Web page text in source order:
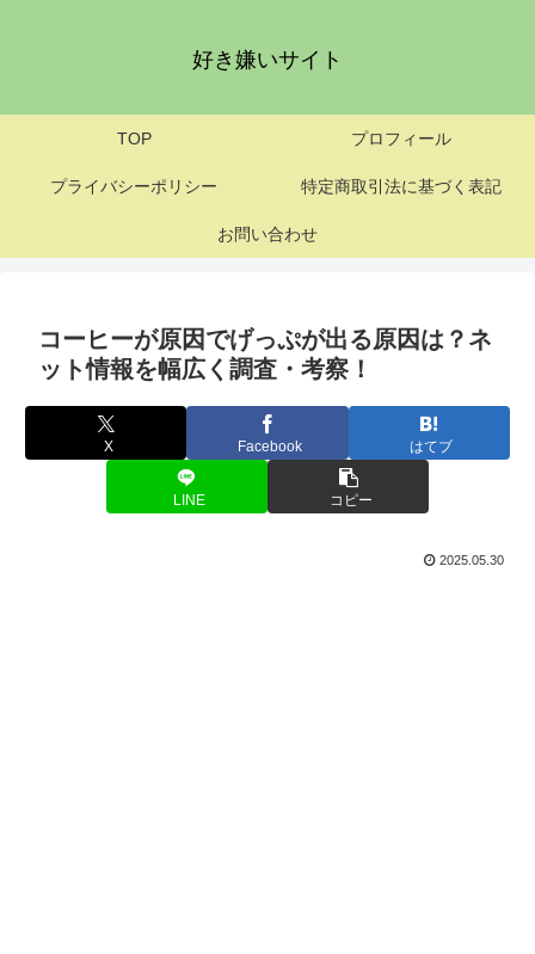
好き嫌いサイト
TOP プロフィール
プライバシーポリシー 特定商取引法に基づく表記
お問い合わせ
コーヒーが原因でげっぷが出る原因は？ネ
ット情報を幅広く調査・考察！
X Facebook はてブ
LINE コピー
2025.05.30